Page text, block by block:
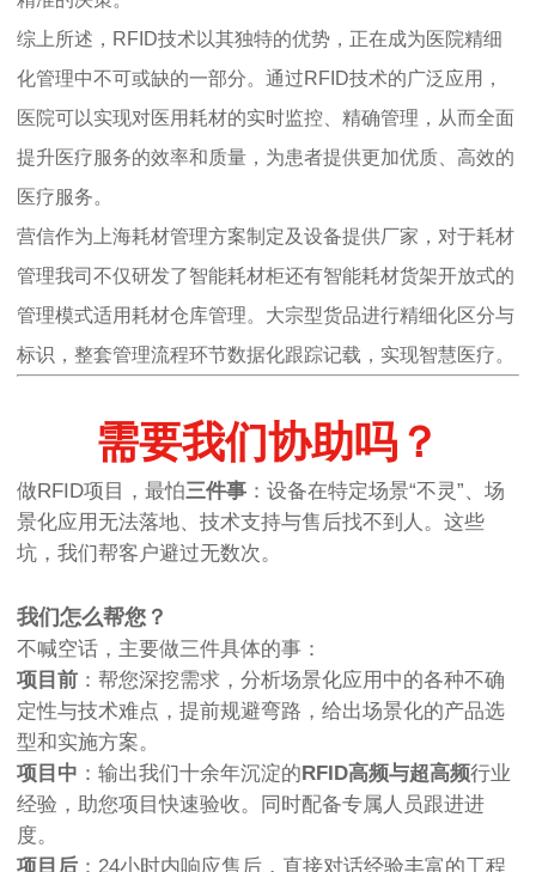
综上所述，RFID技术以其独特的优势，正在成为医院精细
化管理中不可或缺的一部分。通过RFID技术的广泛应用，
医院可以实现对医用耗材的实时监控、精确管理，从而全面
提升医疗服务的效率和质量，为患者提供更加优质、高效的
医疗服务。
营信作为上海耗材管理方案制定及设备提供厂家，对于耗材
管理我司不仅研发了智能耗材柜还有智能耗材货架开放式的
管理模式适用耗材仓库管理。大宗型货品进行精细化区分与
标识，整套管理流程环节数据化跟踪记载，实现智慧医疗。
需要我们协助吗？
做RFID项目，最怕三件事 ：设备在特定场景“不灵”、场
景化应用无法落地、技术支持与售后找不到人。这些
坑，我们帮客户避过无数次。
我们怎么帮您？
不喊空话，主要做三件具体的事：
项目前 ：帮您深挖需求，分析场景化应用中的各种不确
定性与技术难点，提前规避弯路，给出场景化的产品选
型和实施方案。
项目中 ：输出我们十余年沉淀的RFID高频与超高频行业
经验，助您项目快速验收。同时配备专属人员跟进进
度。
项目后 ：24小时内响应售后，直接对话经验丰富的工程